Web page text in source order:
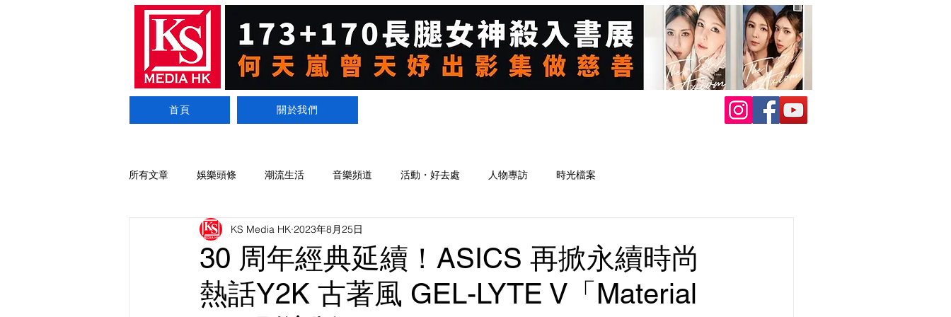
首頁 關於我們
所有文章 娛樂頭條 潮流生活 音樂頻道 活動・好去處 人物專訪 時光檔案
30 周年經典延續！ASICS 再掀永續時尚
熱話Y2K 古著風 GEL-LYTE V「Material
KS Media HK 2023年8月25日